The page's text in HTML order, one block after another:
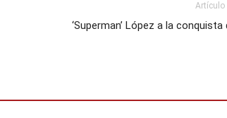
Artículo
‘Superman’ López a la